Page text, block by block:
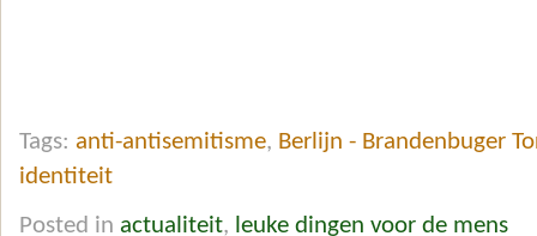
Tags: anti-antisemitisme, Berlijn - Brandenbuger
identiteit
Posted in actualiteit, leuke dingen voor de mens